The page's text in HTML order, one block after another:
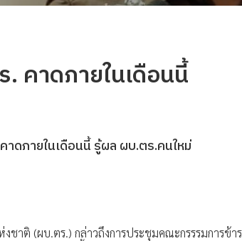
คาดภายในเดือนนี้
ดภายในเดือนนี้ รู้ผล ผบ.ตร.คนใหม่
าติ (ผบ.ตร.) กล่าวถึงการประชุมคณะกรรรมการข้า